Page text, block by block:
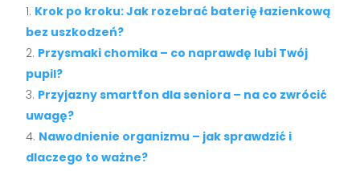
Krok po kroku: Jak rozebrać baterię łazienkową
bez uszkodzeń?
Przysmaki chomika – co naprawdę lubi Twój
pupil?
Przyjazny smartfon dla seniora – na co zwrócić
uwagę?
Nawodnienie organizmu – jak sprawdzić i
dlaczego to ważne?